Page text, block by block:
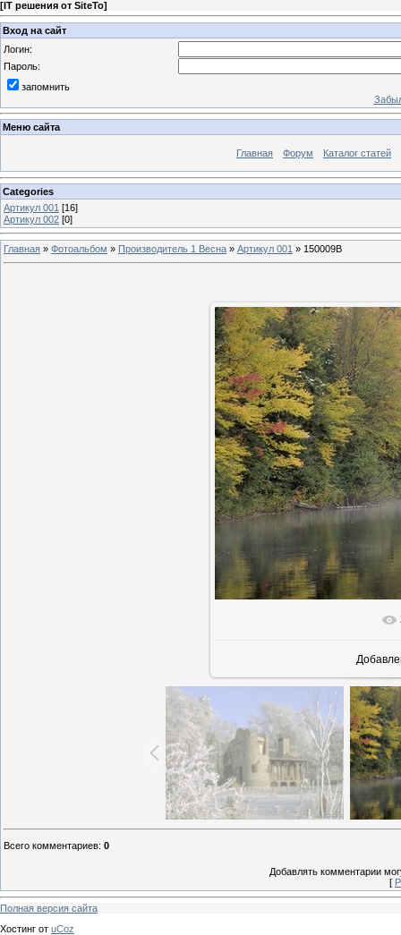
[IT решения от SiteTo]
Вход на сайт
Логин:
Пароль:
запомнить
Меню сайта
Главная Форум Каталог статей
Categories
Артикул 001 [16]
Артикул 002 [0]
Главная » Фотоальбом » Производитель 1 Весна » Артикул 001 » 150009B
В
Всего комментариев: 0
Добавлять комментарии
[
Полная версия сайта
Хостинг от uCoz